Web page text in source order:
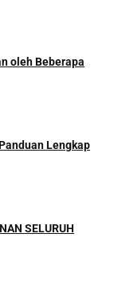
oleh Beberapa
Lengkap
SELURUH